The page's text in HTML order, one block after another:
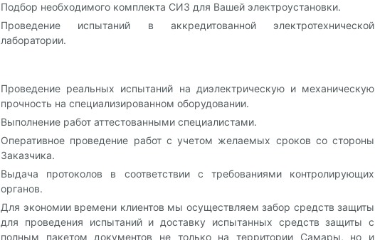
Подбор необходимого комплекта СИЗ для Вашей электроустановки.
Проведение испытаний в аккредитованной электротехнической
лаборатории.
Проведение реальных испытаний на диэлектрическую и механическую
прочность на специализированном оборудовании.
Выполнение работ аттестованными специалистами.
Оперативное проведение работ с учетом желаемых сроков со стороны
Заказчика.
Выдача протоколов в соответствии с требованиями контролирующих
органов.
Для экономии времени клиентов мы осуществляем забор средств защиты
для проведения испытаний и доставку испытанных средств защиты с
полным пакетом документов не только на территории Самары, но и